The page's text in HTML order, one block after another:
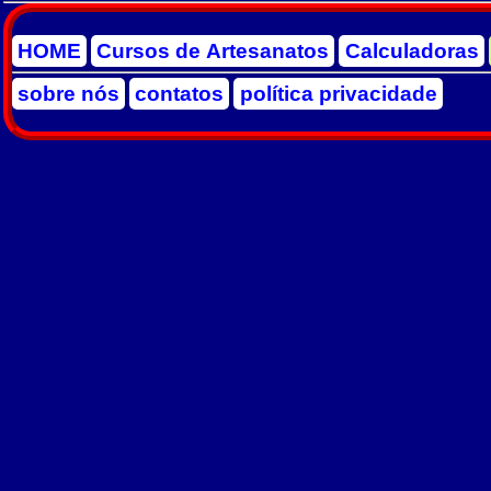
HOME Cursos de Artesanatos Calculadoras
sobre nós
contatos política privacidade